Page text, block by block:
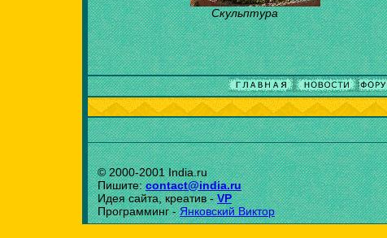
Скульптура
© 2000-2001 India.ru
Пишите:contact@india.ru
Идея сайта, креатив -VP
Программинг -Янковский Виктор